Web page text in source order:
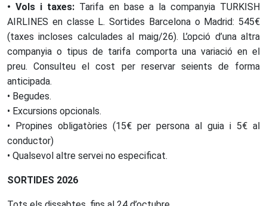
• Vols i taxes: Tarifa en base a la companyia TURKISH
AIRLINES en classe L. Sortides Barcelona o Madrid: 545€
(taxes incloses calculades al maig/26). L’opció d’una altra
companyia o tipus de tarifa comporta una variació en el
preu. Consulteu el cost per reservar seients de forma
anticipada.
• Begudes.
• Excursions opcionals.
• Propines obligatòries (15€ per persona al guia i 5€ al
conductor)
• Qualsevol altre servei no especificat.
SORTIDES 2026